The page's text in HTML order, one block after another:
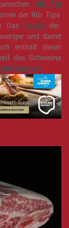
Rib Tip
der Rib Tips
Das Fleischder
und damit
enthält dieser
desSchweins
.